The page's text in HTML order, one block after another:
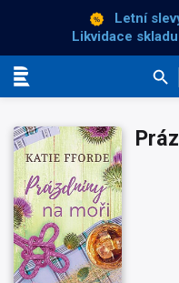
Letní
Likvidace